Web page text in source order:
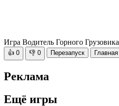
Игра Водитель Горного Грузовика
👍 0 👎 0 Перезапуск Главная
Реклама
Ещё игры